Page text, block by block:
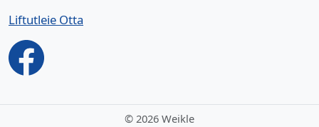
Liftutleie Otta
© 2026 Weikle